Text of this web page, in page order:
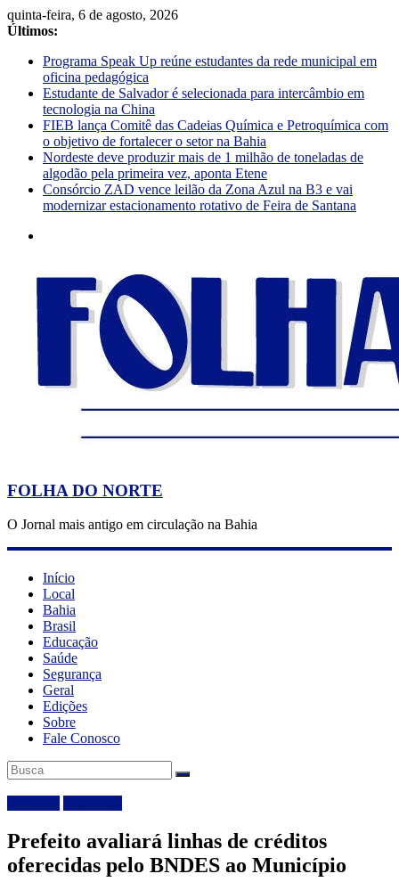
quinta-feira, 6 de agosto, 2026
Últimos:
Programa Speak Up reúne estudantes da rede municipal em
oficina pedagógica
Estudante de Salvador é selecionada para intercâmbio em
tecnologia na China
FIEB lança Comitê das Cadeias Química e Petroquímica com
o objetivo de fortalecer o setor na Bahia
Nordeste deve produzir mais de 1 milhão de toneladas de
algodão pela primeira vez, aponta Etene
Consórcio ZAD vence leilão da Zona Azul na B3 e vai
modernizar estacionamento rotativo de Feira de Santana
FOLHA DO NORTE
O Jornal mais antigo em circulação na Bahia
Início
Local
Bahia
Brasil
Educação
Saúde
Segurança
Geral
Edições
Sobre
Fale Conosco
Prefeito avaliará linhas de créditos
oferecidas pelo BNDES ao Município